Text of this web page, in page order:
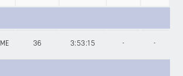
ME 36 3:53:15 - -